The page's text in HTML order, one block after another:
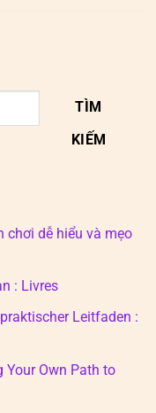
TÌM
KIẾM
chơi dễ hiểu và mẹo
: Livres
Leitfaden :
Your Own Path to